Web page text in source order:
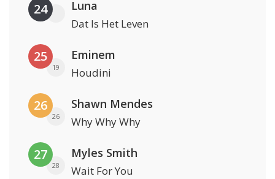
24 Luna
Dat Is Het Leven
25
19
Eminem
Houdini
26
26
Shawn Mendes
Why Why Why
27
28
Myles Smith
Wait For You